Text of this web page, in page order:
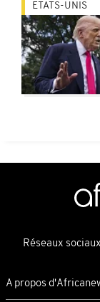
ETATS-UNIS
Réseaux sociaux
A propos